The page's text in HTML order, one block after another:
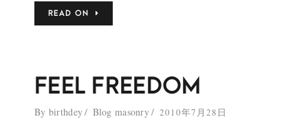
READ ON
FEEL FREEDOM
By birthdey Blog masonry 2010年7月28日